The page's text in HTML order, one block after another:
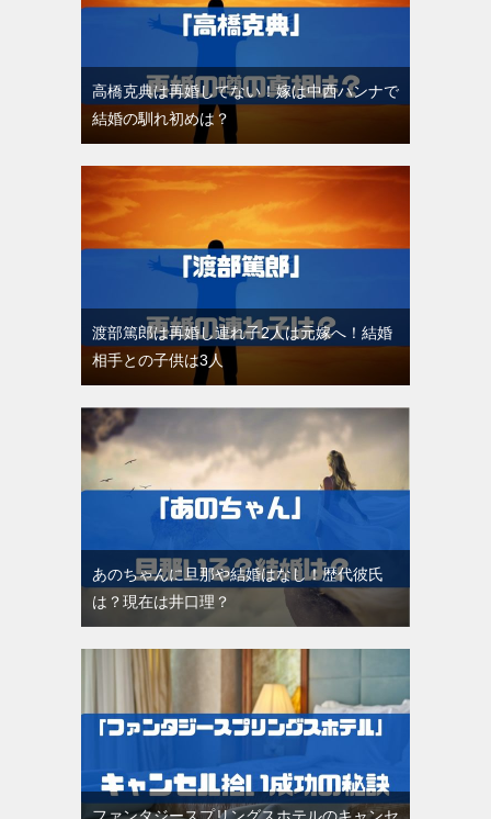
高橋克典は再婚してない！嫁は中西ハンナで
結婚の馴れ初めは？
渡部篤郎は再婚し連れ子2人は元嫁へ！結婚
相手との子供は3人
あのちゃんに旦那や結婚はなし！歴代彼氏
は？現在は井口理？